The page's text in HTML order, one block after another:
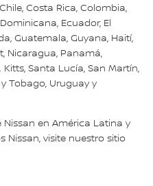
Costa Rica, Colombia,
Ecuador, El
Guatemala, Guyana, Haití,
Nicaragua, Panamá,
Kitts, Santa Lucía, San Martín,
Tobago, Uruguay y
en América Latina y
Nissan, visite nuestro sitio